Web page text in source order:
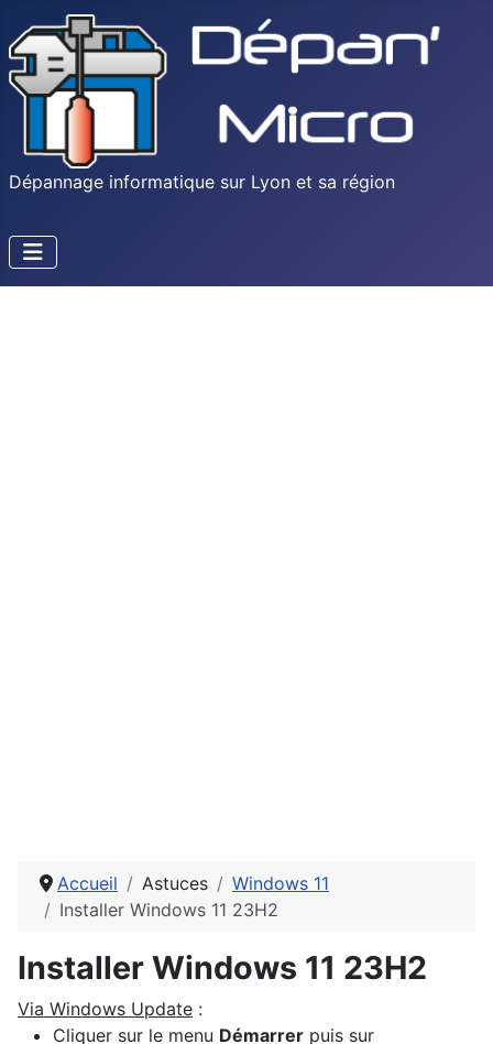
Dépannage informatique sur Lyon et sa région
Accueil Astuces
Windows 11
Installer Windows 11 23H2
Installer Windows 11 23H2
Via Windows Update :
Cliquer sur le menu Démarrer puis sur